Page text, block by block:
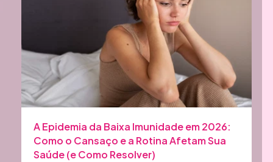
A Epidemia da Baixa Imunidade em 2026:
Como o Cansaço e a Rotina Afetam Sua
Saúde (e Como Resolver)